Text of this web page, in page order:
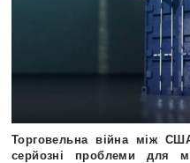
Торговельна війна між
серйозні проблеми для